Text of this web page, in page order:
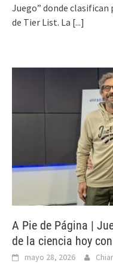
Juego” donde
de Tier List. La [...]
A Pie de Página |
de la ciencia hoy
mayo 28, 2026